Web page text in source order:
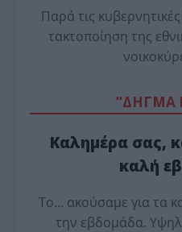
Παρά τις
τακτοποίηση της
“ΔΗΓΜΑ
Καλημέρα σας,
καλή
Το… ακούσαμε για τα
την εβδομάδα.